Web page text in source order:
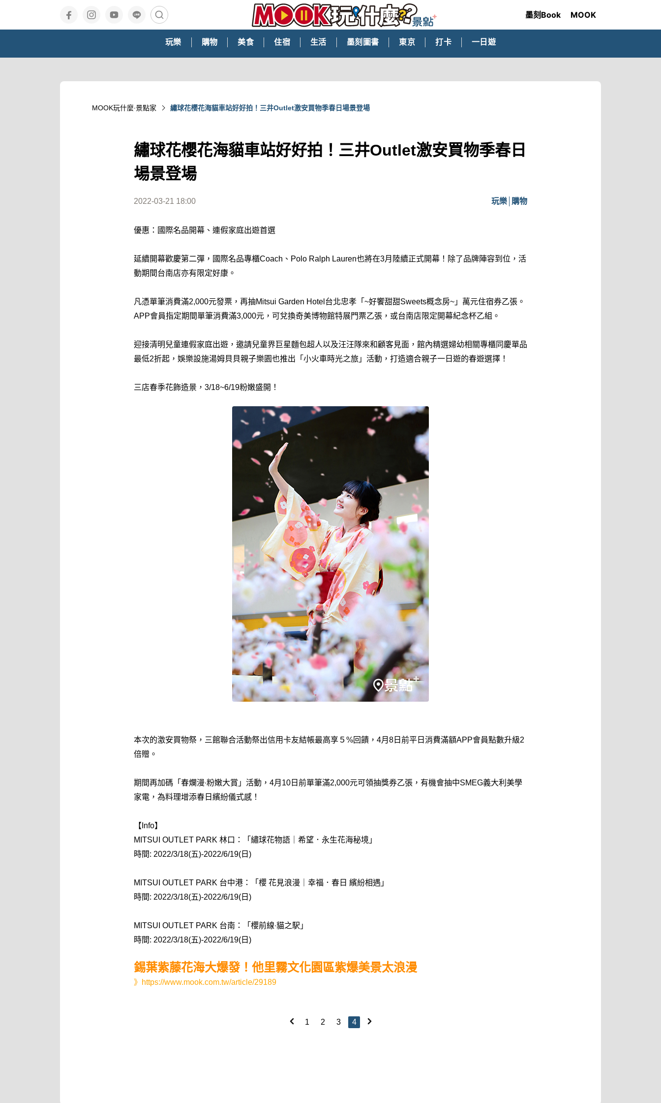
墨刻Book MOOK
玩樂 購物 美食 住宿 生活 墨刻圖書 東京 打卡 一日遊
MOOK玩什麼‧景點家 繡球花櫻花海貓車站好好拍！三井Outlet激安買物季春日場景登場
繡球花櫻花海貓車站好好拍！三井Outlet激安買物季春日
場景登場
2022-03-21 18:00 玩樂 購物
優惠：國際名品開幕、連假家庭出遊首選
延續開幕歡慶第二彈，國際名品專櫃Coach、Polo Ralph Lauren也將在3月陸續正式開幕！除了品牌陣容到位，活
動期間台南店亦有限定好康。
凡憑單筆消費滿2,000元發票，再抽Mitsui Garden Hotel台北忠孝「~好饗甜甜Sweets概念房~」萬元住宿券乙張。
APP會員指定期間單筆消費滿3,000元，可兌換奇美博物館特展門票乙張，或台南店限定開幕紀念杯乙組。
迎接清明兒童連假家庭出遊，邀請兒童界巨星麵包超人以及汪汪隊來和顧客見面，館內精選婦幼相關專櫃同慶單品
最低2折起，娛樂設施湯姆貝貝親子樂園也推出「小火車時光之旅」活動，打造適合親子一日遊的春遊選擇！
三店春季花飾造景，3/18~6/19粉嫩盛開！
本次的激安買物祭，三館聯合活動祭出信用卡友結帳最高享５%回饋，4月8日前平日消費滿額APP會員點數升級2
倍贈。
期間再加碼「春爛漫‧粉嫩大賞」活動，4月10日前單筆滿2,000元可領抽獎券乙張，有機會抽中SMEG義大利美學
家電，為料理增添春日繽紛儀式感！
【Info】
MITSUI OUTLET PARK 林口：「繡球花物語｜希望．永生花海秘境」
時間: 2022/3/18(五)-2022/6/19(日)
MITSUI OUTLET PARK 台中港：「櫻 花見浪漫｜幸福．春日 繽紛相遇」
時間: 2022/3/18(五)-2022/6/19(日)
MITSUI OUTLET PARK 台南：「櫻前線‧貓之駅」
時間: 2022/3/18(五)-2022/6/19(日)
錫葉紫藤花海大爆發！他里霧文化園區紫爆美景太浪漫
》 https://www.mook.com.tw/article/29189
1 2 3 4